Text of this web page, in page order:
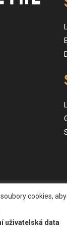
cookies,
uživatelská data